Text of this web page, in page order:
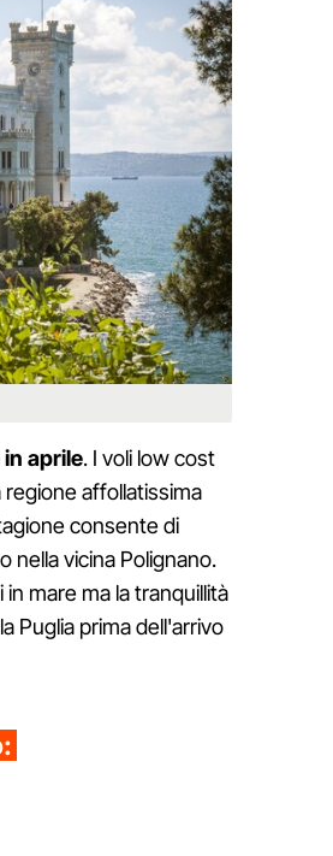
in aprile. I voli low cost
affollatissima
consente di
nella vicina Polignano.
mare ma la tranquillità
Puglia prima dell'arrivo